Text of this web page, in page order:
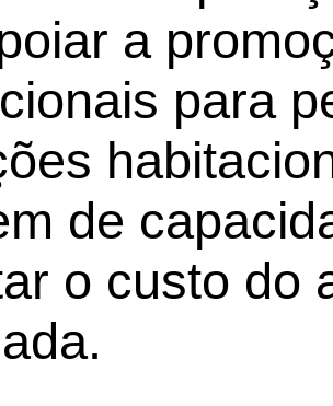
a
para
de
o custo do